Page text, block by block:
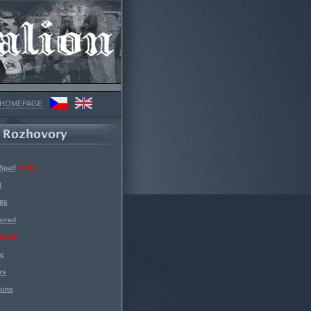
NEW!